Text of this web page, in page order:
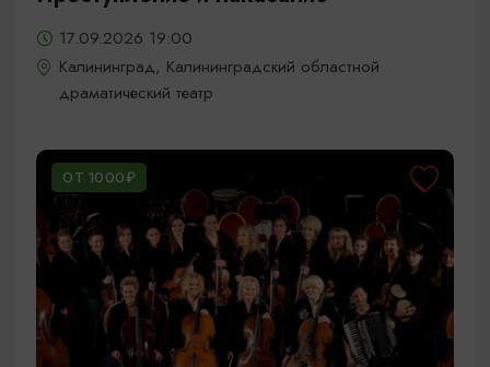
17.09.2026 19:00
Калининград, Калининградский областной
драматический театр
ОТ 1000₽